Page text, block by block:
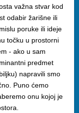
važna stvar kod
odabir žarišne ili
poruke ili ideje
točku u prostorni
- ako u sam
predmet
napravili smo
Puno ćemo
onu kojoj je